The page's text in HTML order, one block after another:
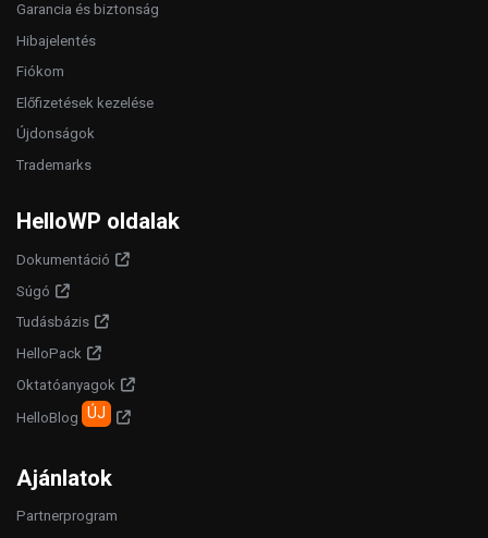
Garancia és biztonság
Hibajelentés
Fiókom
Előfizetések kezelése
Újdonságok
Trademarks
HelloWP oldalak
Dokumentáció
Súgó
Tudásbázis
HelloPack
Oktatóanyagok
HelloBlog ÚJ
Ajánlatok
Partnerprogram